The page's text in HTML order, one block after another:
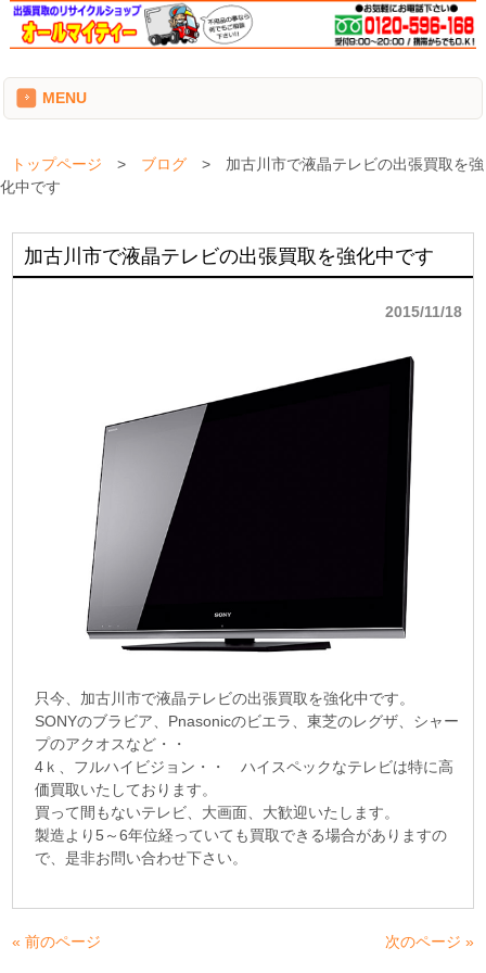
MENU
トップページ > ブログ >
加古川市で液晶テレビの出張買取を強
化中です
加古川市で液晶テレビの出張買取を強化中です
2015/11/18
只今、加古川市で液晶テレビの出張買取を強化中です。
SONYのブラビア、Pnasonicのビエラ、東芝のレグザ、シャー
プのアクオスなど・・
4ｋ、フルハイビジョン・・ ハイスペックなテレビは特に高
価買取いたしております。
買って間もないテレビ、大画面、大歓迎いたします。
製造より5～6年位経っていても買取できる場合がありますの
で、是非お問い合わせ下さい。
« 前のページ 次のページ »